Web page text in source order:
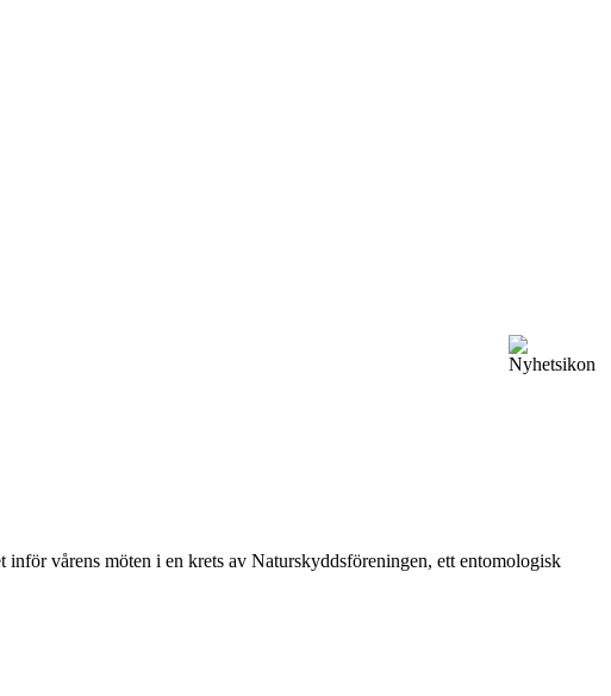
vårens möten i en krets av Naturskyddsföreningen, ett entomologisk